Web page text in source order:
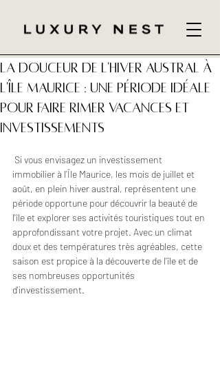
La douceur de l'hiver austral à
l'île Maurice : une période idéale
pour faire rimer vacances et
investissements
Si vous envisagez un investissement
immobilier à l’Île Maurice, les mois de juillet et
août, en plein hiver austral, représentent une
période opportune pour découvrir la beauté de
l'île et explorer ses activités touristiques tout en
approfondissant votre projet. Avec un climat
doux et des températures très agréables, cette
saison est propice à la découverte de l'île et de
ses nombreuses opportunités
d'investissement.